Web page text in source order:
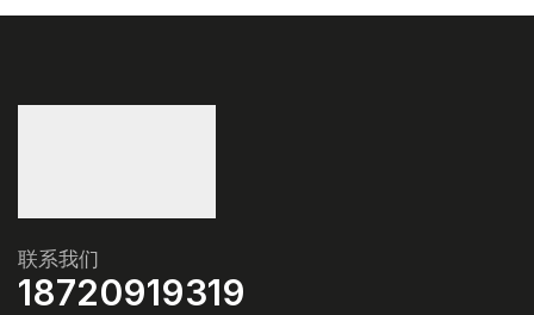
联系我们
18720919319